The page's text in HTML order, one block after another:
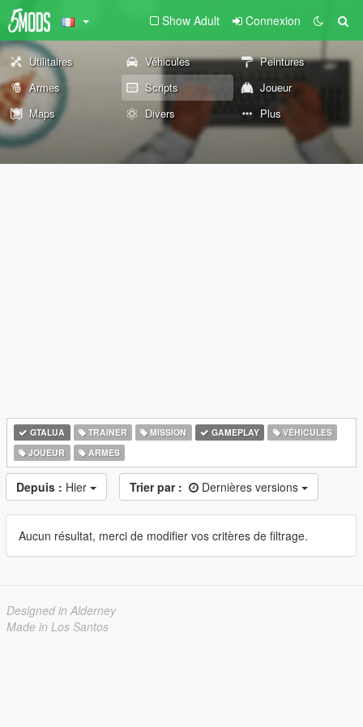
Show Adult Connexion
Utilitaires Véhicules
Peintures
Armes
Scripts
Joueur
Maps
Divers Plus
GTALUA TRAINER MISSION GAMEPLAY
VÉHICULES
JOUEUR
ARMES
Depuis : Hier Trier par : Dernières versions
Aucun résultat, merci de modifier vos critères de filtrage.
Designed in Alderney
Made in Los Santos